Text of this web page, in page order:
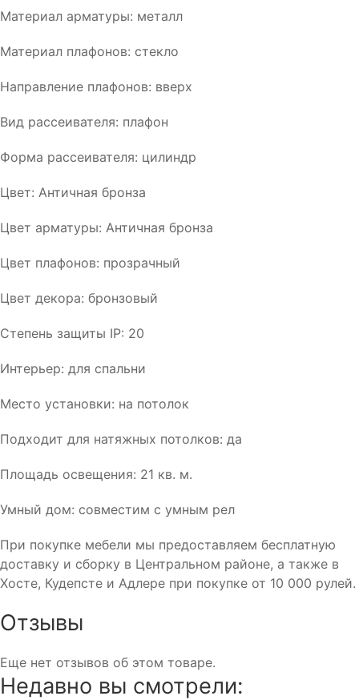
Материал арматуры: металл
Материал плафонов: стекло
Направление плафонов: вверх
Вид рассеивателя: плафон
Форма рассеивателя: цилиндр
Цвет: Античная бронза
Цвет арматуры: Античная бронза
Цвет плафонов: прозрачный
Цвет декора: бронзовый
Степень защиты IP: 20
Интерьер: для спальни
Место установки: на потолок
Подходит для натяжных потолков: да
Площадь освещения: 21 кв. м.
Умный дом: совместим с умным рел
При покупке мебели мы предоставляем бесплатную
доставку и сборку в Центральном районе, а также в
Хосте, Кудепсте и Адлере при покупке от 10 000 рулей.
Отзывы
Еще нет отзывов об этом товаре.
Недавно вы смотрели: